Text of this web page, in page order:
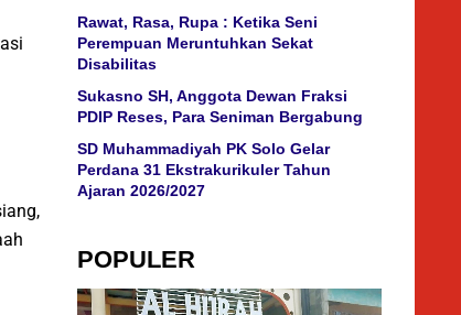
Rawat, Rasa, Rupa : Ketika Seni
Perempuan Meruntuhkan Sekat
Disabilitas
Sukasno SH, Anggota Dewan Fraksi
PDIP Reses, Para Seniman Bergabung
SD Muhammadiyah PK Solo Gelar
Perdana 31 Ekstrakurikuler Tahun
Ajaran 2026/2027
POPULER